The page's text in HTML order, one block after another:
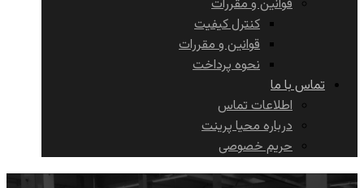
قوانین و مقررات
کنترل کیفیت
قوانین و مقررات
نحوه پرداخت
تماس با ما
اطلاعات تماس
درباره محیا پرینت
حریم خصوصی